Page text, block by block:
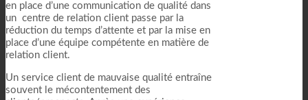
en place d’une communication de qualité dans
un centre de relation client passe par la
réduction du temps d’attente et par la mise en
place d’une équipe compétente en matière de
relation client.
Un service client de mauvaise qualité entraîne
souvent le mécontentement des